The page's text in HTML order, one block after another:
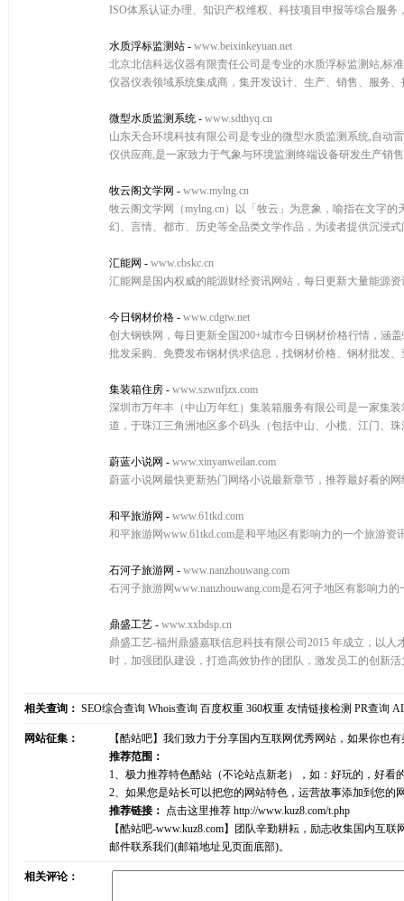
ISO体系认证办理、知识产权维权、科技项目申报等综合服
水质浮标监测站 - www.beixinkeyuan.net
北京北信科远仪器有限责任公司是专业的水质浮标监测站,标
仪器仪表领域系统集成商，集开发设计、生产、销售、服务
微型水质监测系统 - www.sdthyq.cn
山东天合环境科技有限公司是专业的微型水质监测系统,自动
仪供应商,是一家致力于气象与环境监测终端设备研发生产销
牧云阁文学网 - www.mylng.cn
牧云阁文学网（mylng.cn）以「牧云」为意象，喻指在文字
幻、言情、都市、历史等全品类文学作品，为读者提供沉浸
汇能网 - www.cbskc.cn
汇能网是国内权威的能源财经资讯网站，每日更新大量能源
今日钢材价格 - www.cdgtw.net
创大钢铁网，每日更新全国200+城市今日钢材价格行情，涵
批发采购、免费发布钢材供求信息，找钢材价格、钢材批发
集装箱住房 - www.szwnfjzx.com
深圳市万年丰（中山万年红）集装箱服务有限公司是一家集
道，于珠江三角洲地区多个码头（包括中山、小榄、江门、
蔚蓝小说网 - www.xinyanweilan.com
蔚蓝小说网最快更新热门网络小说最新章节，推荐最好看的
和平旅游网 - www.61tkd.com
和平旅游网www.61tkd.com是和平地区有影响力的一个旅游
石河子旅游网 - www.nanzhouwang.com
石河子旅游网www.nanzhouwang.com是石河子地区有影响力
鼎盛工艺 - www.xxbdsp.cn
鼎盛工艺-福州鼎盛嘉联信息科技有限公司2015 年成立，以
时，加强团队建设，打造高效协作的团队，激发员工的创新
相关查询： SEO综合查询 Whois查询 百度权重 360权重 友情链接检测 PR查询
网站征集：
【酷站吧】我们致力于分享国内互联网优秀网站，如果你也
推荐范围：
1、极力推荐特色酷站（不论站点新老），如：好玩的，好
2、如果您是站长可以把您的网站特色，运营故事添加到您
推荐链接： 点击这里推荐 http://www.kuz8.com/t.php
【酷站吧-www.kuz8.com】团队辛勤耕耘，励志收集国内互
邮件联系我们(邮箱地址见页面底部)。
相关评论：